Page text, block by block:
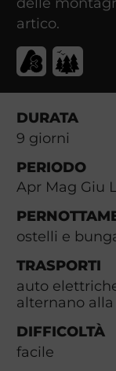
artico.
DURATA
9 giorni
PERIODO
Apr Mag Giu
ostelli e
TRASPORTI
auto
alternano
DIFFICOLTÀ
facile